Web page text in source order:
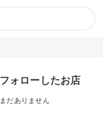
フォローしたお店
まだありません